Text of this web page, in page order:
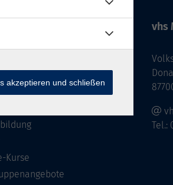
Kurse
vhs
Tel.:
akzeptieren und schließen